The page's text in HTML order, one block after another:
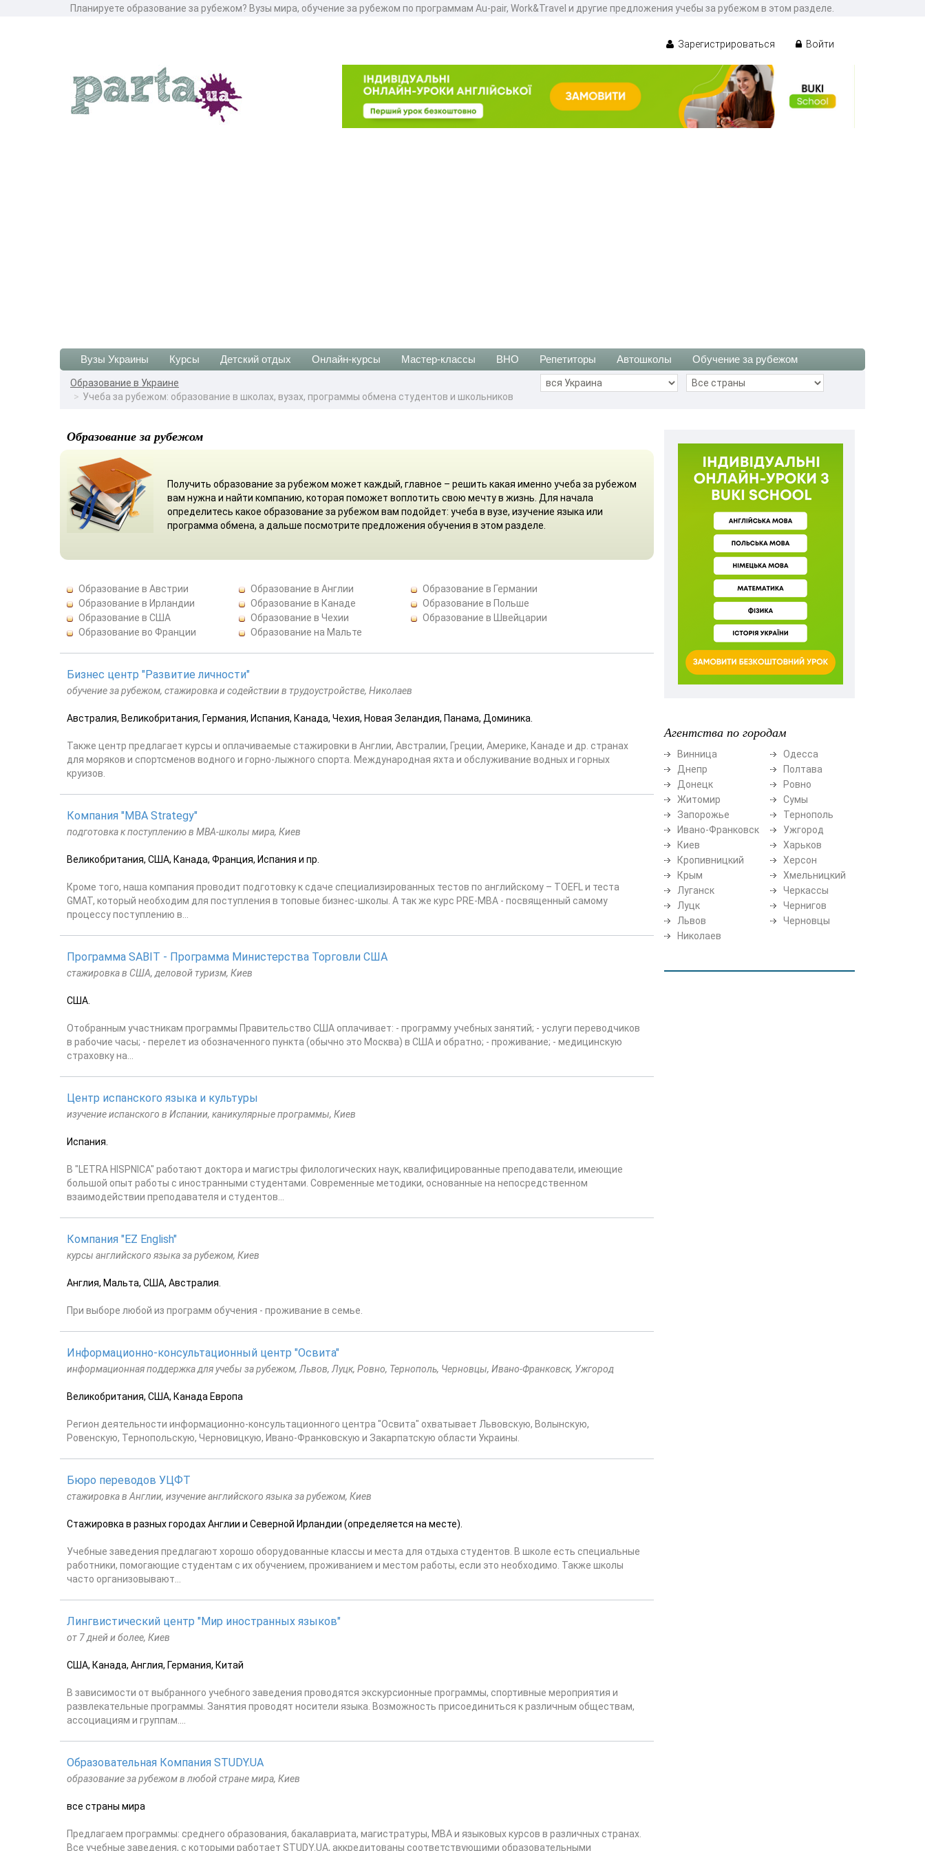
Планируете образование за рубежом? Вузы мира, обучение за рубежом по программам Au-pair, Work&Travel и другие предложения учебы за рубежом в этом разделе.
Зарегистрироваться Войти
Вузы Украины Курсы Детский отдых Онлайн-курсы Мастер-классы ВНО Репетиторы Автошколы Обучение за рубежом
Образование в Украине
Учеба за рубежом: образование в школах, вузах, программы обмена студентов и школьников
Образование за рубежом
Получить образование за рубежом может каждый, главное – решить какая именно учеба за рубежом
вам нужна и найти компанию, которая поможет воплотить свою мечту в жизнь. Для начала
определитесь какое образование за рубежом вам подойдет: учеба в вузе, изучение языка или
программа обмена, а дальше посмотрите предложения обучения в этом разделе.
Образование в Австрии Образование в Англии
Образование в Германии
Образование в Ирландии
Образование в Канаде
Образование в Польше
Образование в США
Образование в Чехии
Образование в Швейцарии
Образование во Франции
Образование на Мальте
Бизнес центр "Развитие личности"
обучение за рубежом, стажировка и содействии в трудоустройстве, Николаев
Австралия, Великобритания, Германия, Испания, Канада, Чехия, Новая Зеландия, Панама, Доминика.
Также центр предлагает курсы и оплачиваемые стажировки в Англии, Австралии, Греции, Америке, Канаде и др. странах
для моряков и спортсменов водного и горно-лыжного спорта. Международная яхта и обслуживание водных и горных
круизов.
Компания "МBA Strategy"
подготовка к поступлению в МВА-школы мира, Киев
Великобритания, США, Канада, Франция, Испания и пр.
Кроме того, наша компания проводит подготовку к сдаче специализированных тестов по английскому – TOEFL и теста
GMAT, который необходим для поступления в топовые бизнес-школы. А так же курс PRE-МВА - посвященный cамому
процессу поступлению в...
Программа SABIT - Программа Министерства Торговли США
стажировка в США, деловой туризм, Киев
США.
Отобранным участникам программы Правительство США оплачивает: - программу учебных занятий; - услуги переводчиков
в рабочие часы; - перелет из обозначенного пункта (обычно это Москва) в США и обратно; - проживание; - медицинскую
страховку на...
Центр испанского языка и культуры
изучение испанского в Испании, каникулярные программы, Киев
Испания.
В "LETRA HISPNICA" работают доктора и магистры филологических наук, квалифицированные преподаватели, имеющие
большой опыт работы с иностранными студентами. Современные методики, основанные на непосредственном
взаимодействии преподавателя и студентов...
Компания "EZ English"
курсы английского языка за рубежом, Киев
Англия, Мальта, США, Австралия.
При выборе любой из программ обучения - проживание в семье.
Информационно-консультационный центр "Освита"
информационная поддержка для учебы за рубежом, Львов, Луцк, Ровно, Тернополь, Черновцы, Ивано-Франковск, Ужгород
Великобритания, США, Канада Европа
Регион деятельности информационно-консультационного центра "Освита" охватывает Львовскую, Волынскую,
Ровенскую, Тернопольскую, Черновицкую, Ивано-Франковскую и Закарпатскую области Украины.
Бюро переводов УЦФТ
стажировка в Англии, изучение английского языка за рубежом, Киев
Стажировка в разных городах Англии и Северной Ирландии (определяется на месте).
Учебные заведения предлагают хорошо оборудованные классы и места для отдыха студентов. В школе есть специальные
работники, помогающие студентам с их обучением, проживанием и местом работы, если это необходимо. Также школы
часто организовывают...
Лингвистический центр "Мир иностранных языков"
от 7 дней и более, Киев
США, Канада, Англия, Германия, Китай
В зависимости от выбранного учебного заведения проводятся экскурсионные программы, спортивные мероприятия и
развлекательные программы. Занятия проводят носители языка. Возможность присоединиться к различным обществам,
ассоциациям и группам....
Образовательная Компания STUDY.UA
образование за рубежом в любой стране мира, Киев
все страны мира
Предлагаем программы: среднего образования, бакалавриата, магистратуры, МВА и языковых курсов в различных странах.
Все учебные заведения, с которыми работает STUDY.UA, аккредитованы соответствующими образовательными
Агентства по городам
Винница
Днепр
Донецк
Житомир
Запорожье
Ивано-Франковск
Киев
Кропивницкий
Крым
Луганск
Луцк
Львов
Николаев
Одесса
Полтава
Ровно
Сумы
Тернополь
Ужгород
Харьков
Херсон
Хмельницкий
Черкассы
Чернигов
Черновцы